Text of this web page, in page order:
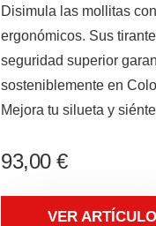
Disimula las mollitas
ergonómicos. Sus
seguridad superior
sosteniblemente en
Mejora tu silueta y
93,00 €
VER ARTÍCULO